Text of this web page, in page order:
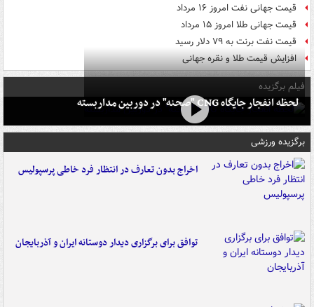
قیمت جهانی نفت امروز ۱۶ مرداد
قیمت جهانی طلا امروز ۱۵ مرداد
قیمت نفت برنت به ۷۹ دلار رسید
افزایش قیمت طلا و نقره جهانی
فیلم برگزیده
لحظه انفجار جایگاه CNG "صحنه" در دوربین مداربسته
برگزیده ورزشی
اخراج بدون تعارف در انتظار فرد خاطی پرسپولیس
توافق برای برگزاری دیدار دوستانه ایران و آذربایجان